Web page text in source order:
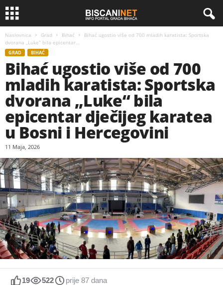
Naslovnica Grad Bihać
Bihać ugostio više od 700 mladih karatista: Sportska
dvorana „Luke“ bila epicentar...
GRAD BIHAĆ
Bihać ugostio više od 700
mladih karatista: Sportska
dvorana „Luke“ bila
epicentar dječijeg karatea
u Bosni i Hercegovini
11 Maja, 2026
19 522 prije 87 dana